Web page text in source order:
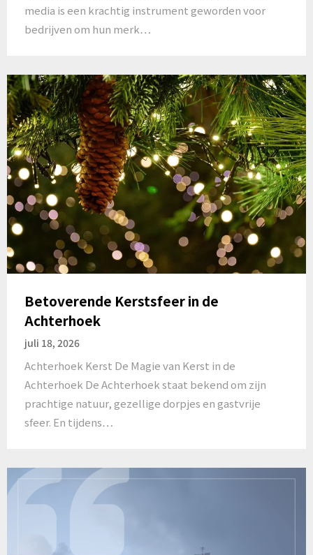
media is een krachtig instrument geworden voor
bedrijven om hun merk…
Betoverende Kerstsfeer in de
Achterhoek
juli 18, 2026
Achterhoek Kerst De Magie van Kerst in de
Achterhoek De Achterhoek staat bekend om zijn
prachtige natuur, gezellige dorpjes en gastvrije
sfeer. En tijdens…